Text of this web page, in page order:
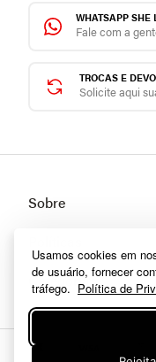
Usamos cookies em
de usuário, fornecer
tráfego. Política de
WHATSAPP SHE
Fale com a
TROCAS E
Solicite aqui
Sobre
Trabalhe conosco
Fale conosco
Trocas e Devoluções
Prazos de Entrega
Políticas de privacidade
Dúvidas frequentes
Categorias
Lingerie